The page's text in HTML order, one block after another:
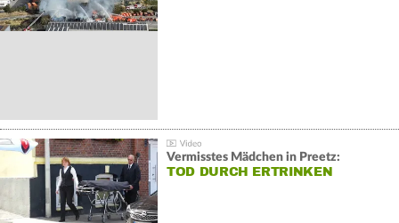
Vermisstes Mädchen in Preetz:
TOD DURCH ERTRINKEN